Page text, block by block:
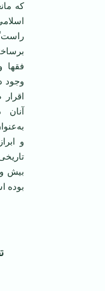
که
فقها
وجود
آنان
و
بیش
بوده